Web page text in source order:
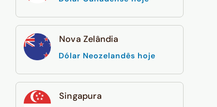
Nova Zelândia
Dólar Neozelandês hoje
Singapura